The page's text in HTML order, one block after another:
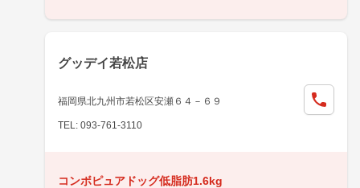
グッデイ若松店
福岡県北九州市若松区安瀬６４－６９
TEL: 093-761-3110
コンボピュアドッグ低脂肪1.6kg